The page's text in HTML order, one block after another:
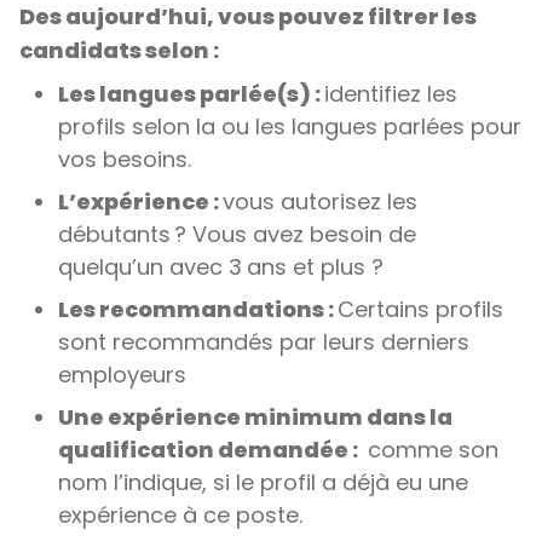
Des aujourd’hui, vous pouvez filtrer les
candidats selon :
Les langues parlée(s) :identifiez les
profils selon la ou les langues parlées pour
vos besoins.
L’expérience :vous autorisez les
débutants ? Vous avez besoin de
quelqu’un avec 3 ans et plus ?
Les recommandations :Certains profils
sont recommandés par leurs derniers
employeurs
Une expérience minimum dans la
qualification demandée : comme son
nom l’indique, si le profil a déjà eu une
expérience à ce poste.